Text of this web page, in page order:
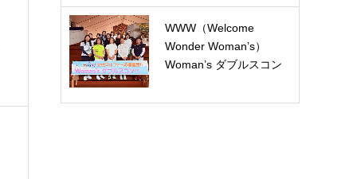
WWW（Welcome
Wonder Woman’s）
Woman’s ダブルスコン